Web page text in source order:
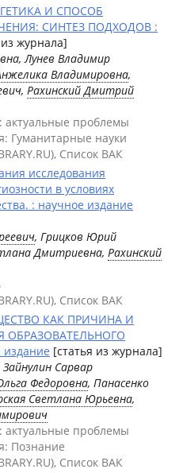
И СПОСОБ
СИНТЕЗ ПОДХОДОВ :
журнала]
Лунев Владимир
Владимировна,
Рахинский Дмитрий
актуальные проблемы
Гуманитарные науки
Список ВАК
исследования
в условиях
: научное издание
, Грицков Юрий
Дмитриевна, Рахинский
Список ВАК
КАК ПРИЧИНА И
ОБРАЗОВАТЕЛЬНОГО
[статья из журнала]
Зайнулин Сарвар
Федоровна, Панасенко
Светлана Юрьевна,
актуальные проблемы
Познание
Список ВАК